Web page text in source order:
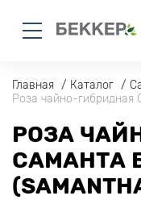
Главная Каталог
Роза чайно-гибридная
РОЗА
САМАНТА